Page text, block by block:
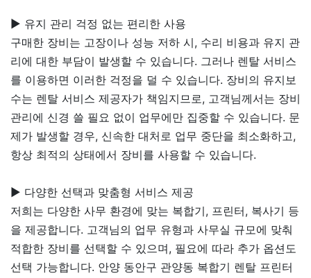
▶ 유지 관리 걱정 없는 편리한 사용
구매한 장비는 고장이나 성능 저하 시, 수리 비용과 유지 관
리에 대한 부담이 발생할 수 있습니다. 그러나 렌탈 서비스
를 이용하면 이러한 걱정을 덜 수 있습니다. 장비의 유지보
수는 렌탈 서비스 제공자가 책임지므로, 고객님께서는 장비
관리에 신경 쓸 필요 없이 업무에만 집중할 수 있습니다. 문
제가 발생할 경우, 신속한 대처로 업무 중단을 최소화하고,
항상 최적의 상태에서 장비를 사용할 수 있습니다.
▶ 다양한 선택과 맞춤형 서비스 제공
저희는 다양한 사무 환경에 맞는 복합기, 프린터, 복사기 등
을 제공합니다. 고객님의 업무 유형과 사무실 규모에 맞춰
적합한 장비를 선택할 수 있으며, 필요에 따라 추가 옵션도
선택 가능합니다. 안양 동안구 관양동 복합기 렌탈 프린터